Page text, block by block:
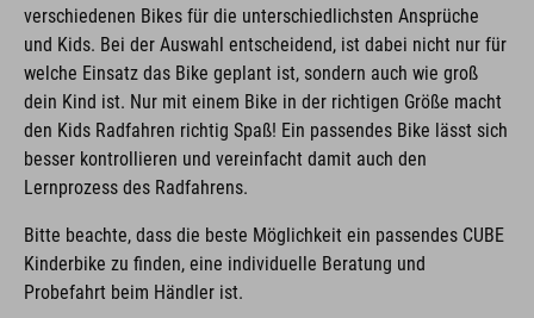
verschiedenen Bikes für die unterschiedlichsten Ansprüche
und Kids. Bei der Auswahl entscheidend, ist dabei nicht nur für
welche Einsatz das Bike geplant ist, sondern auch wie groß
dein Kind ist. Nur mit einem Bike in der richtigen Größe macht
den Kids Radfahren richtig Spaß! Ein passendes Bike lässt sich
besser kontrollieren und vereinfacht damit auch den
Lernprozess des Radfahrens.
Bitte beachte, dass die beste Möglichkeit ein passendes CUBE
Kinderbike zu finden, eine individuelle Beratung und
Probefahrt beim Händler ist.